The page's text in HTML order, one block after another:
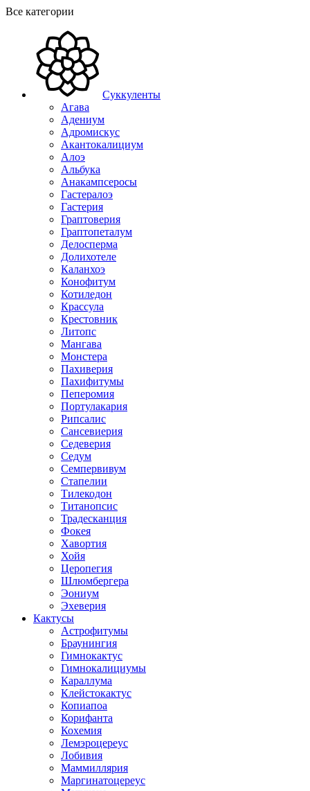
Все категории
Суккуленты
Агава
Адениум
Адромискус
Акантокалициум
Алоэ
Альбука
Анакампсеросы
Гастералоэ
Гастерия
Граптоверия
Граптопеталум
Делосперма
Долихотеле
Каланхоэ
Конофитум
Котиледон
Крассула
Крестовник
Литопс
Мангава
Монстера
Пахиверия
Пахифитумы
Пеперомия
Портулакария
Рипсалис
Сансевиерия
Седеверия
Седум
Семпервивум
Стапелии
Тилекодон
Титанопсис
Традесканция
Фокея
Хавортия
Хойя
Церопегия
Шлюмбергера
Эониум
Эхеверия
Кактусы
Астрофитумы
Браунингия
Гимнокактус
Гимнокалициумы
Караллума
Клейстокактус
Копиапоа
Корифанта
Кохемия
Лемэроцереус
Лобивия
Маммиллярия
Маргинатоцереус